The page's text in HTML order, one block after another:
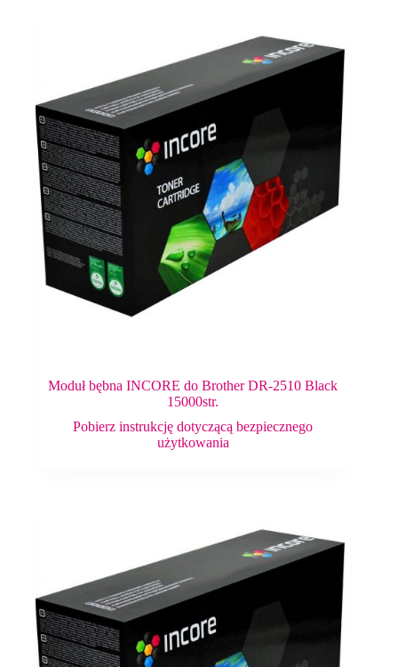
Moduł bębna INCORE do Brother DR-2510 Black
15000str.
Pobierz instrukcję dotyczącą bezpiecznego
użytkowania